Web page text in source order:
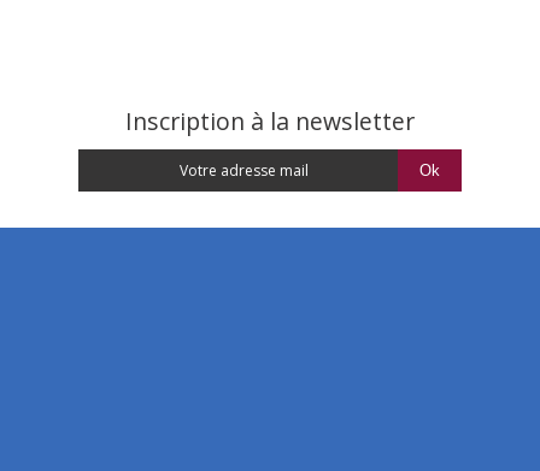
Inscription à la newsletter